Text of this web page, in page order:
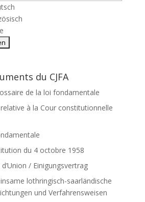
du CJFA
de la loi fondamentale
relative à la Cour constitutionnelle
du 4 octobre 1958
d’Union / Einigungsvertrag
lothringisch-saarländische
und Verfahrensweisen